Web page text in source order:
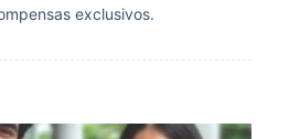
exclusivos.